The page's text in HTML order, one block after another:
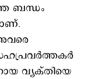
ബന്ധം
വ്യക്തിയെ